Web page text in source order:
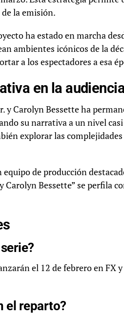
la emisión.
ha estado en marcha
ambientes icónicos de la
a los espectadores a esa
en la
y Carolyn Bessette ha
su narrativa a un nivel
explorar las
de producción
Carolyn Bessette” se perfila
el 12 de febrero en FX
el reparto?